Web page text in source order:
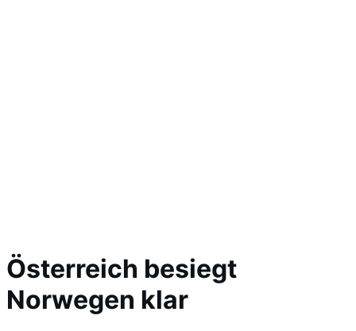
Österreich besiegt
Norwegen klar